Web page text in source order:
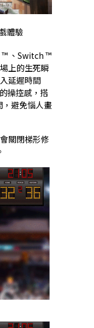
體驗
、Switch ™
上的生死瞬
延遲時間
操控感，搭
，避免惱人畫
關閉梯形修